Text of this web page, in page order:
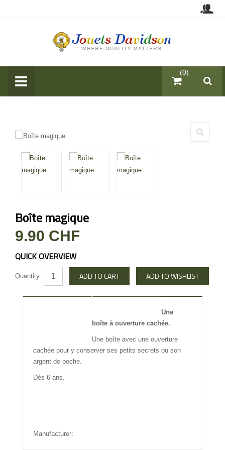
items (0)
Boîte magique
9.90 CHF
QUICK OVERVIEW
Quantity:
Une
boîte à ouverture cachée.
Une boîte avec une ouverture
cachée pour y conserver ses petits secrets ou son
argent de poche.
Dès 6 ans.
Manufacturer: